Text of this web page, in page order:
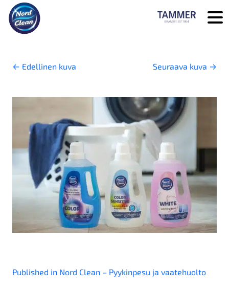
Skip to main content
← Edellinen kuva Seuraava kuva →
Artikkelien
selaus
Published in Nord Clean – Pyykinpesu ja vaatehuolto